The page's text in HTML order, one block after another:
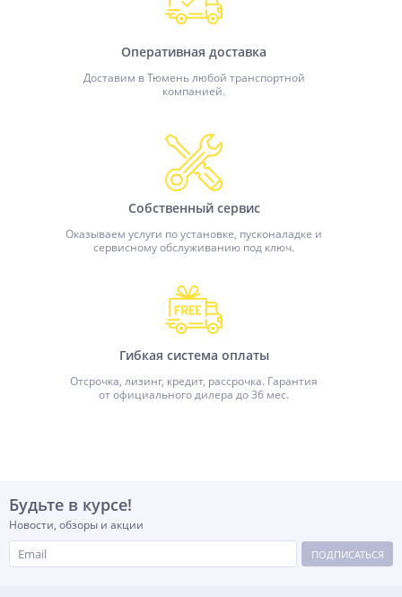
Оперативная доставка
Доставим в Тюмень любой транспортной
компанией.
Собственный сервис
Оказываем услуги по установке, пусконаладке и
сервисному обслуживанию под ключ.
Гибкая система оплаты
Отсрочка, лизинг, кредит, рассрочка. Гарантия
от официального дилера до 36 мес.
Будьте в курсе!
Новости, обзоры и акции
ПОДПИСАТЬСЯ